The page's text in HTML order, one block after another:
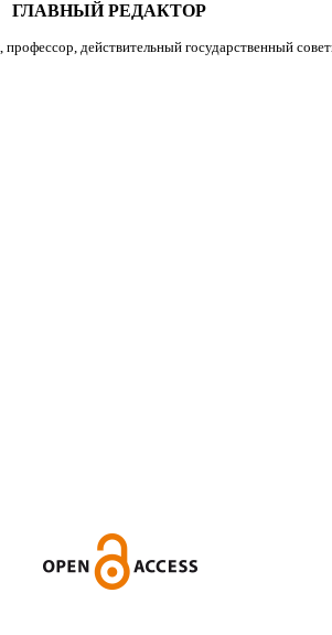
ГЛАВНЫЙ РЕДАКТОР
действительный государственный